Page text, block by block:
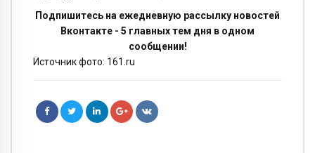
Подпишитесь на ежедневную рассылку новостей
Вконтакте - 5 главных тем дня в одном
сообщении!
Источник фото: 161.ru